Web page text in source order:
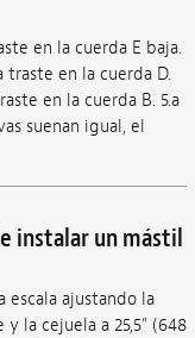
en la cuerda E baja.
traste en la cuerda D.
en la cuerda B. 5.a
suenan igual, el
instalar un mástil
ajustando la
la cejuela a 25,5" (648